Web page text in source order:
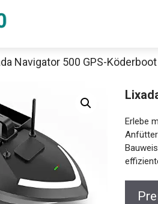
Navigator 500 GPS-Köderboot
Erlebe